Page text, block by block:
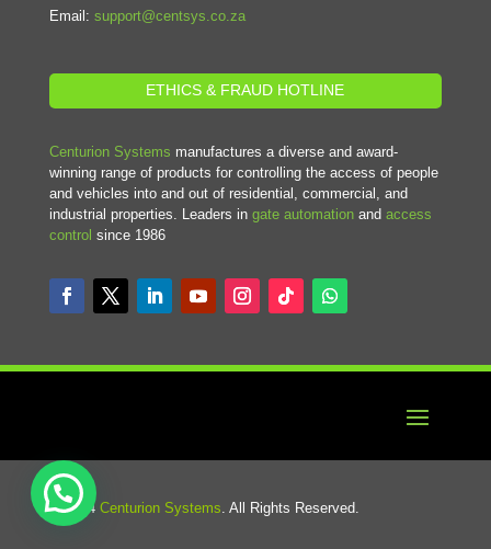
Email: support@centsys.co.za
ETHICS & FRAUD HOTLINE
Centurion Systems manufactures a diverse and award-
winning range of products for controlling the access of people
and vehicles into and out of residential, commercial, and
industrial properties. Leaders in gate automationand access
control since 1986
© 2024 Centurion Systems . All Rights Reserved.